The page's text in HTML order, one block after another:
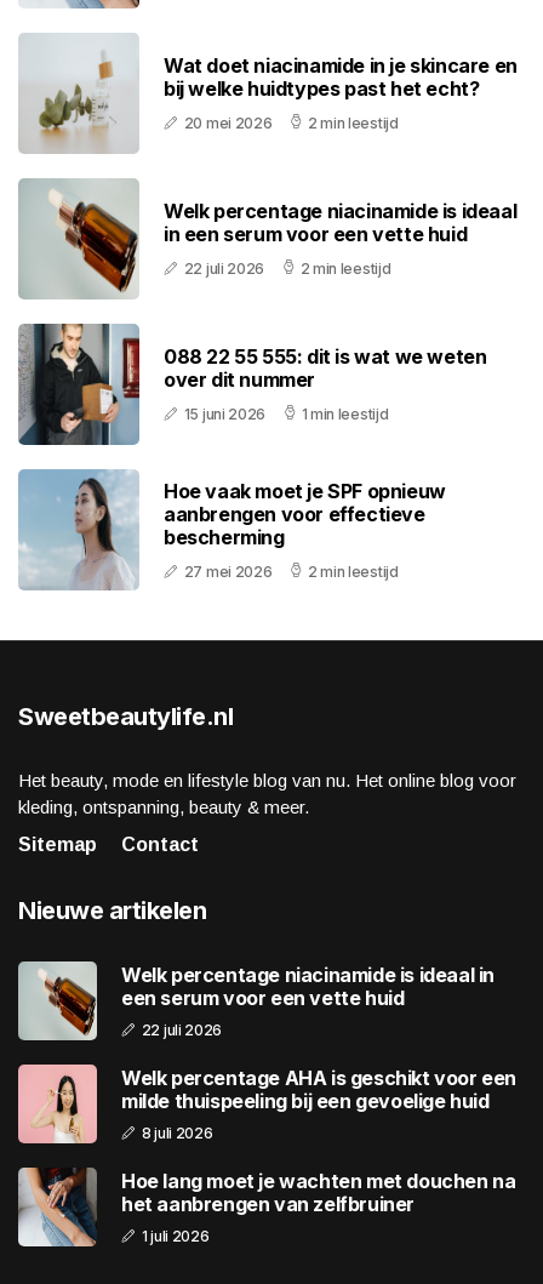
Wat doet niacinamide in je skincare en
bij welke huidtypes past het echt?
20 mei 2026 2 min leestijd
Welk percentage niacinamide is ideaal
in een serum voor een vette huid
22 juli 2026 2 min leestijd
088 22 55 555: dit is wat we weten
over dit nummer
15 juni 2026 1 min leestijd
Hoe vaak moet je SPF opnieuw
aanbrengen voor effectieve
bescherming
27 mei 2026 2 min leestijd
Sweetbeautylife.nl
Het beauty, mode en lifestyle blog van nu. Het online blog voor
kleding, ontspanning, beauty & meer.
Sitemap
Contact
Nieuwe artikelen
Welk percentage niacinamide is ideaal in
een serum voor een vette huid
22 juli 2026
Welk percentage AHA is geschikt voor een
milde thuispeeling bij een gevoelige huid
8 juli 2026
Hoe lang moet je wachten met douchen na
het aanbrengen van zelfbruiner
1 juli 2026